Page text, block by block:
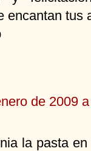
encantan tus
de 2009
la pasta